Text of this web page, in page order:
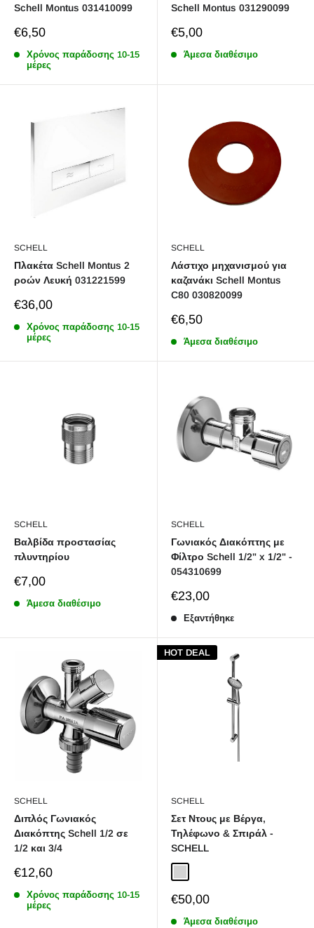
Schell Montus 031410099
Sale
€6,50
Χρόνος παράδoσης 10-15
μέρες
Schell Montus 031290099
Sale
€5,00
Άμεσα διαθέσιμο
SCHELL
Πλακέτα Schell Montus 2
ροών Λευκή 031221599
Sale
€36,00
Χρόνος παράδoσης 10-15
μέρες
SCHELL
Λάστιχο μηχανισμού για
καζανάκι Schell Montus
C80 030820099
Sale
€6,50
Άμεσα διαθέσιμο
SCHELL
Βαλβίδα προστασίας
πλυντηρίου
Sale
€7,00
Άμεσα διαθέσιμο
SCHELL
Γωνιακός Διακόπτης με
Φίλτρο Schell 1/2" x 1/2" -
054310699
Sale
€23,00
Εξαντήθηκε
SCHELL
Διπλός Γωνιακός
Διακόπτης Schell 1/2 σε
1/2 και 3/4
Sale
€12,60
Χρόνος παράδoσης 10-15
μέρες
HOT DEAL
SCHELL
Σετ Ντους με Βέργα,
Τηλέφωνο & Σπιράλ -
SCHELL
Sale
€50,00
Άμεσα διαθέσιμο